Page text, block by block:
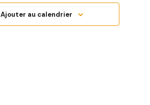
Ajouter au calendrier